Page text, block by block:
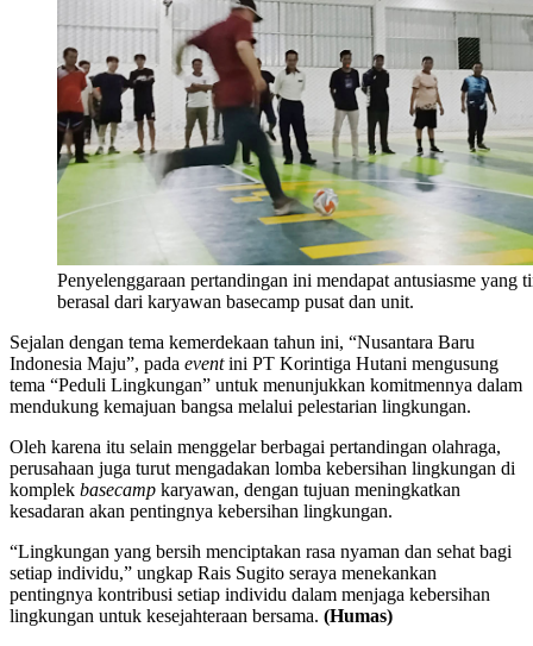
Penyelenggaraan pertandingan ini mendapat antusiasme yang
berasal dari karyawan basecamp pusat dan unit.
Sejalan dengan tema kemerdekaan tahun ini, “Nusantara Baru
Indonesia Maju”, pada eventini PT Korintiga Hutani mengusung
tema “Peduli Lingkungan” untuk menunjukkan komitmennya dalam
mendukung kemajuan bangsa melalui pelestarian lingkungan.
Oleh karena itu selain menggelar berbagai pertandingan olahraga,
perusahaan juga turut mengadakan lomba kebersihan lingkungan di
komplek basecamp karyawan, dengan tujuan meningkatkan
kesadaran akan pentingnya kebersihan lingkungan.
“Lingkungan yang bersih menciptakan rasa nyaman dan sehat bagi
setiap individu,” ungkap Rais Sugito seraya menekankan
pentingnya kontribusi setiap individu dalam menjaga kebersihan
lingkungan untuk kesejahteraan bersama. (Humas)